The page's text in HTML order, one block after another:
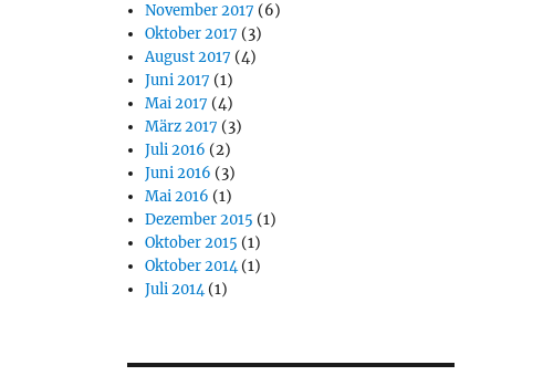
November 2017 (6)
Oktober 2017 (3)
August 2017 (4)
Juni 2017 (1)
Mai 2017 (4)
März 2017 (3)
Juli 2016 (2)
Juni 2016 (3)
Mai 2016 (1)
Dezember 2015 (1)
Oktober 2015 (1)
Oktober 2014(1)
Juli 2014(1)